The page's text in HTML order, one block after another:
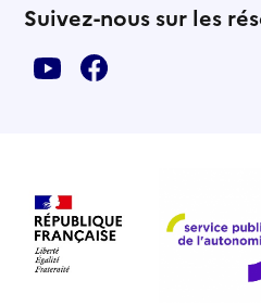
Suivez-nous sur les